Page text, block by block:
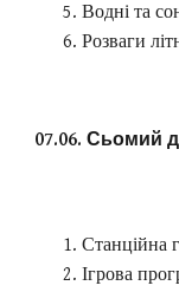
Водні та
Розваги
07.06. Сьомий
Станційна
Ігрова